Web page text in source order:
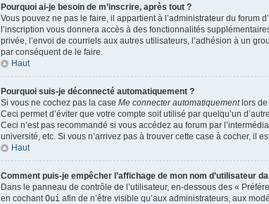
Pourquoi ai-je besoin de m’inscrire, après tout ?
Vous pouvez ne pas le faire, il appartient à l’administrateur du forum
l’inscription vous donnera accès à des fonctionnalités
privée, l’envoi de courriels aux autres utilisateurs, l’adhésion à un
par conséquent de le faire.
Haut
Pourquoi suis-je déconnecté automatiquement ?
Si vous ne cochez pas la case Me connecter automatiquementlors de
Ceci permet d’éviter que votre compte soit utilisé par quelqu’un
Ceci n’est pas recommandé si vous accédez au forum par
université, etc. Si vous n’arrivez pas à trouver cette case à cocher, il
Haut
Comment puis-je empêcher l’affichage de mon nom d’utilisateur
Dans le panneau de contrôle de l’utilisateur, en-dessous des «
en cochantOui afin de n’être visible qu’aux administrateurs, aux